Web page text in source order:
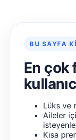
BU SAYFA
En çok
Lüks ve
Aileler
Kısa